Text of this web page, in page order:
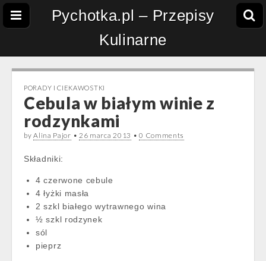
Pychotka.pl – Przepisy
Kulinarne
PORADY I CIEKAWOSTKI
Cebula w białym winie z
rodzynkami
byAlina Pajor • 26 marca 2013 •0 Comments
Składniki:
4 czerwone cebule
4 łyżki masła
2 szkl białego wytrawnego wina
½ szkl rodzynek
sól
pieprz